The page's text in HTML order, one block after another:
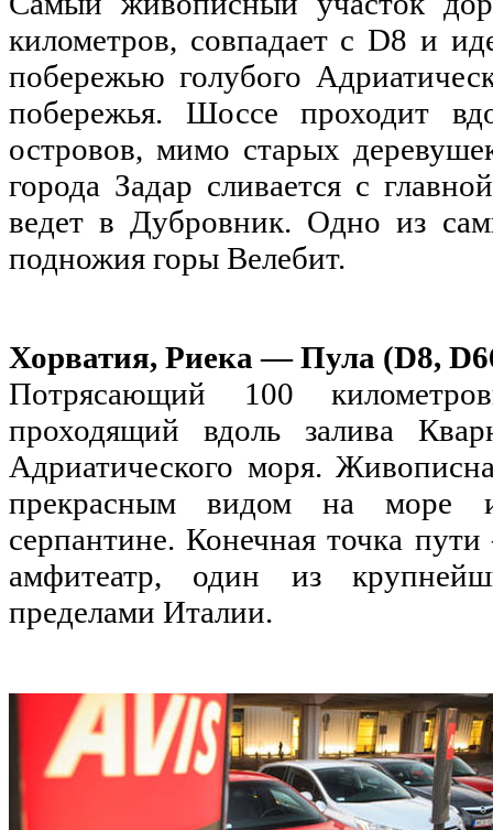
километров, совпадает с D8 и
побережью голубого
побережья. Шоссе проходит
островов, мимо старых
города Задар сливается с
ведет в Дубровник. Одно из
подножия горы Велебит.
Хорватия, Риека — Пула (D8,
Потрясающий 100
проходящий вдоль залива
Адриатического моря.
прекрасным видом на море
серпантине. Конечная точка
амфитеатр, один из
пределами Италии.